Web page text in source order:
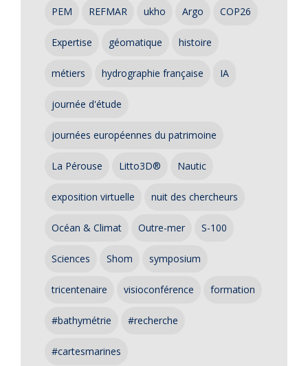
PEM REFMAR ukho Argo COP26
Expertise géomatique histoire
métiers hydrographie française IA
journée d'étude
journées européennes du patrimoine
La Pérouse Litto3D® Nautic
exposition virtuelle nuit des chercheurs
Océan & Climat Outre-mer S-100
Sciences Shom symposium
tricentenaire visioconférence formation
#bathymétrie #recherche
#cartesmarines